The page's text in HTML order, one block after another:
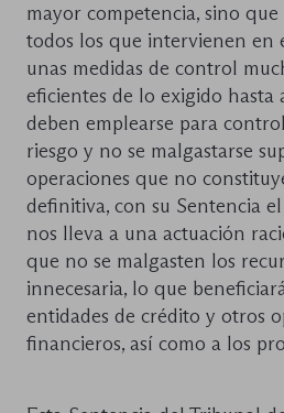
mayor competencia, sino
todos los que intervienen en
unas medidas de control
eficientes de lo exigido hasta
deben emplearse para
riesgo y no se malgastarse
operaciones que no
definitiva, con su Sentencia
nos lleva a una actuación
que no se malgasten los
innecesaria, lo que
entidades de crédito y otros
financieros, así como a los